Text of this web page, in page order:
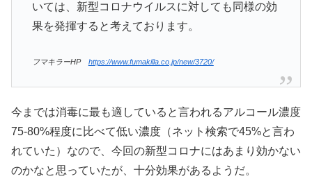
いては、新型コロナウイルスに対しても同様の効
果を発揮すると考えております。
フマキラーHP https://www.fumakilla.co.jp/new/3720/
今までは消毒に最も適していると言われるアルコール濃度
75-80%程度に比べて低い濃度（ネット検索で45%と言わ
れていた）なので、今回の新型コロナにはあまり効かない
のかなと思っていたが、十分効果があるようだ。